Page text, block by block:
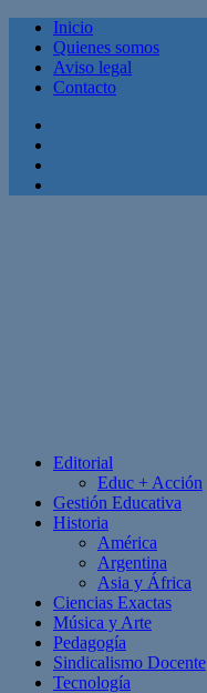
Inicio
Quienes somos
Aviso legal
Contacto
Editorial
Educ + Acción
Gestión Educativa
Historia
América
Argentina
Asia y África
Ciencias Exactas
Música y Arte
Pedagogía
Sindicalismo Docente
Tecnología